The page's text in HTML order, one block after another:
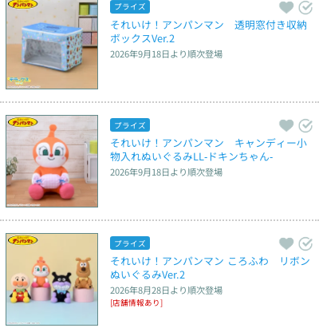
プライズ
それいけ！アンパンマン　透明窓付き収納
ボックスVer.2
2026年9月18日より順次登場
プライズ
それいけ！アンパンマン　キャンディー小
物入れぬいぐるみLL‐ドキンちゃん‐
2026年9月18日より順次登場
プライズ
それいけ！アンパンマン ころふわ　リボン
ぬいぐるみVer.2
2026年8月28日より順次登場
[店舗情報あり]